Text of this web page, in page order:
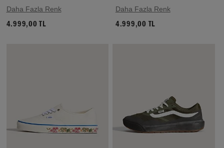
Daha Fazla Renk
4.999,00 TL
Daha Fazla Renk
4.999,00 TL